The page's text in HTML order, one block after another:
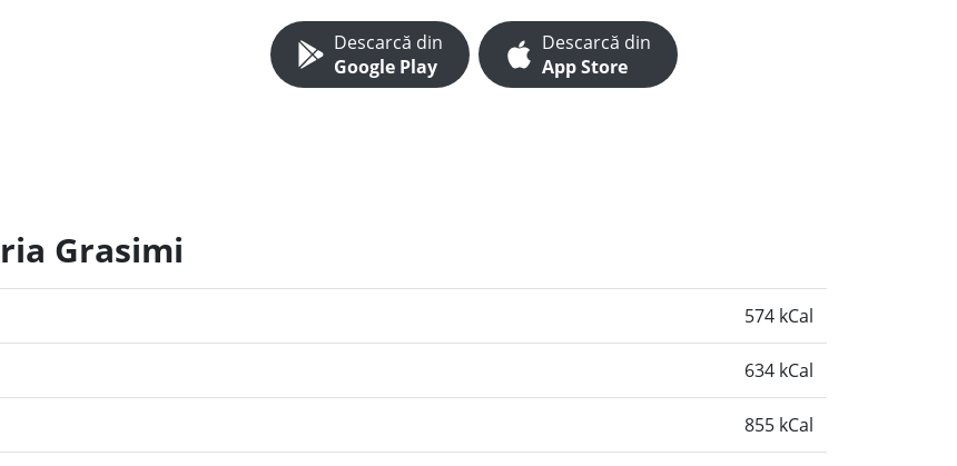
Descarcă din
Google Play
Descarcă din
App Store
Grasimi
574 kCal
634 kCal
855 kCal